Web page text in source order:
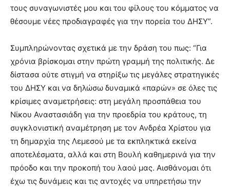
τους συναγωνιστές μου και του φίλους του κόμματος να
θέσουμε νέες προδιαγραφές για την πορεία του ΔΗΣΥ”.
Συμπληρώνοντας σχετικά με την δράση του πως: “Για
χρόνια βρίσκομαι στην πρώτη γραμμή της πολιτικής. Δε
δίστασα ούτε στιγμή να στηρίξω τις μεγάλες στρατηγικές
του ΔΗΣΥ και να δηλώσω δυναμικά «παρών» σε όλες τις
κρίσιμες αναμετρήσεις: στη μεγάλη προσπάθεια του
Νίκου Αναστασιάδη για την προεδρία του κράτους, τη
συγκλονιστική αναμέτρηση με τον Ανδρέα Χρίστου για
τη δημαρχία της Λεμεσού με τα εκπληκτικά εκείνα
αποτελέσματα, αλλά και στη Βουλή καθημερινά για την
πρόοδο και την προκοπή του λαού μας. Αισθάνομαι ότι
έχω τις δυνάμεις και τις αντοχές να υπηρετήσω την